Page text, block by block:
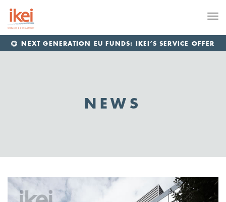
NEXT GENERATION EU FUNDS: IKEI’S SERVICE OFFER
NEWS